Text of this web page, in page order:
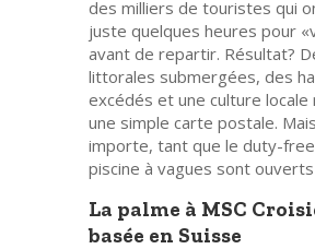
des milliers de touristes qui
juste quelques heures pour
avant de repartir. Résultat?
littorales submergées, des
excédés et une culture locale
une simple carte postale.
importe, tant que le duty-
piscine à vagues sont
La palme à MSC
basée en Suisse